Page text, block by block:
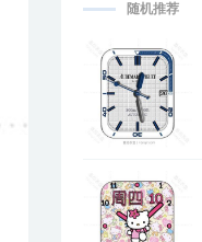
随机推荐